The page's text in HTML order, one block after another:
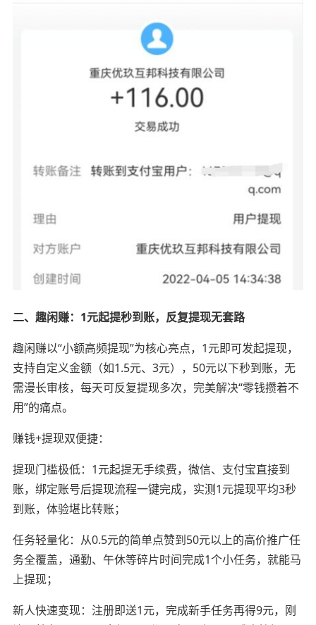
二、趣闲赚：1元起提秒到账，反复提现无套路
趣闲赚以“小额高频提现”为核心亮点，1元即可发起提现，
支持自定义金额（如1.5元、3元），50元以下秒到账，无
需漫长审核，每天可反复提现多次，完美解决“零钱攒着不
用”的痛点。
赚钱+提现双便捷：
提现门槛极低：1元起提无手续费，微信、支付宝直接到
账，绑定账号后提现流程一键完成，实测1元提现平均3秒
到账，体验堪比转账；
任务轻量化：从0.5元的简单点赞到50元以上的高价推广任
务全覆盖，通勤、午休等碎片时间完成1个小任务，就能马
上提现；
新人快速变现：注册即送1元，完成新手任务再得9元，刚